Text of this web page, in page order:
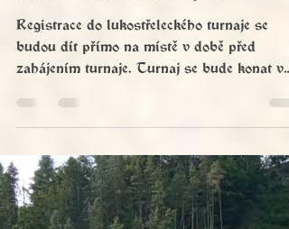
lukostřeleckého turnaje
Dalibora z Kozojed
budou dít přímo na místě v době před
zahájením turnaje. Turnaj se bude konat v
podvečer od 19:00 do 20:00 na
lukostřeleckém stanovišti u bojiště. Zájemci
účast v turnaji nechť se hlásí u Dalibora z
Kozojed po bitvě na střeleckém stanovišti